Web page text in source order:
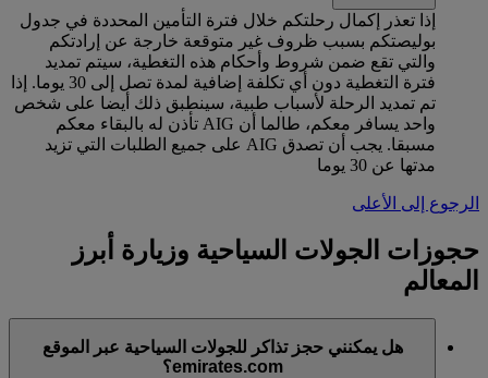
إذا تعذر إكمال رحلتكم خلال فترة التأمين المحددة في جدول
بوليصتكم بسبب ظروف غير متوقعة خارجة عن إرادتكم
والتي تقع ضمن شروط وأحكام هذه التغطية، سيتم تمديد
فترة التغطية دون أي تكلفة إضافية لمدة تصل إلى 30 يوما. إذا
تم تمديد الرحلة لأسباب طبية، سينطبق ذلك أيضا على شخص
واحد يسافر معكم، طالما أن AIG تأذن له بالبقاء معكم
مسبقا. يجب أن تصدق AIG على جميع الطلبات التي تزيد
مدتها عن 30 يوما
الرجوع إلى الأعلى
حجوزات الجولات السياحية وزيارة أبرز
المعالم
هل يمكنني حجز تذاكر للجولات السياحية عبر الموقع
emirates.com؟